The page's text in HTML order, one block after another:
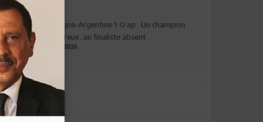
Espagne-Argentine 1-0 ap : Un champion
valeureux, un finaliste absent
19.07.2026